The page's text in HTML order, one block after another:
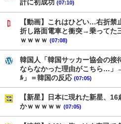
計に初成功 (07:10)
【動画】これはひどい…右折禁
折し路面電車と衝突→乗ってた
ｗｗｗｗ (07:08)
韓国人「韓国サッカー協会の接
ならなかった理由がこちら…」
ﾙ」＝韓国の反応 (07:05)
【新星】日本に現れた新星、
かｗｗｗｗｗ (07:05)